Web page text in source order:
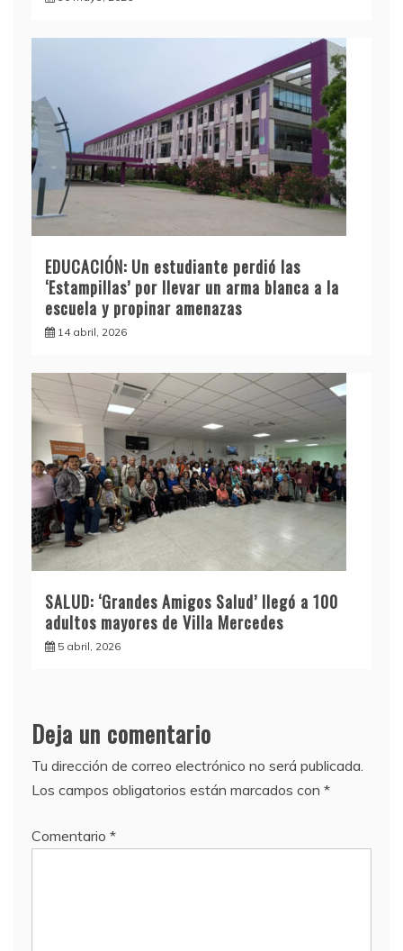
EDUCACIÓN: Un estudiante perdió las
‘Estampillas’ por llevar un arma blanca a la
escuela y propinar amenazas
14 abril, 2026
SALUD: ‘Grandes Amigos Salud’ llegó a 100
adultos mayores de Villa Mercedes
5 abril, 2026
Deja un comentario
Tu dirección de correo electrónico no será publicada.
Los campos obligatorios están marcados con *
Comentario *